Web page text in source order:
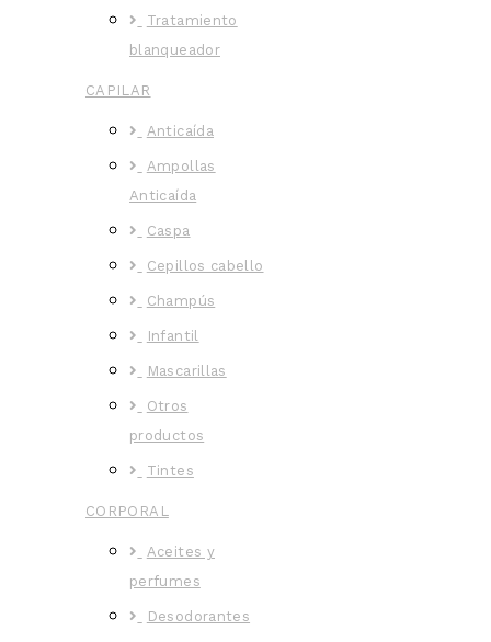
Tratamiento
blanqueador
CAPILAR
Anticaída
Ampollas
Anticaída
Caspa
Cepillos cabello
Champús
Infantil
Mascarillas
Otros
productos
Tintes
CORPORAL
Aceites y
perfumes
Desodorantes